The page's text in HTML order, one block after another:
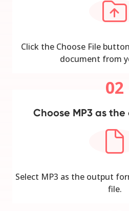
Click the Choose File
document from
02
Choose MP3 as
Select MP3 as the output
file.